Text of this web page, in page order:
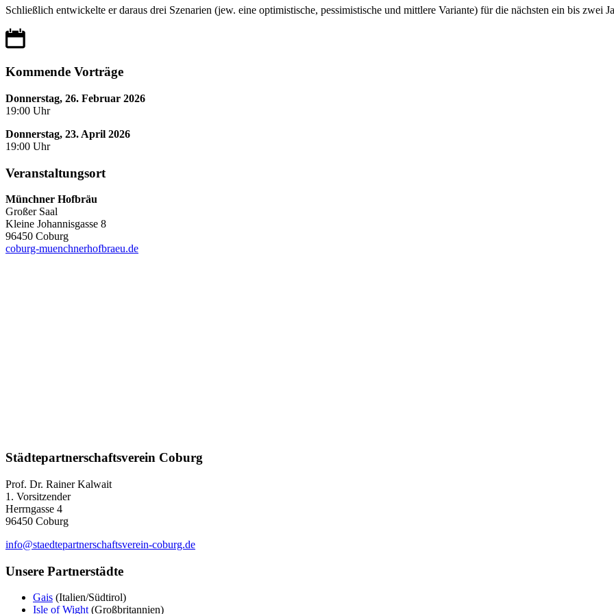
Schließlich entwickelte er daraus drei Szenarien (jew. eine optimistische, pessimistische und mittlere Variante) für die nächsten ein bis zwei
Kommende Vorträge
Donnerstag, 26. Februar 2026
19:00 Uhr
Donnerstag, 23. April 2026
19:00 Uhr
Veranstaltungsort
Münchner Hofbräu
Großer Saal
Kleine Johannisgasse 8
96450 Coburg
coburg-muenchnerhofbraeu.de
Städte­partner­schafts­verein Coburg
Prof. Dr. Rainer Kalwait
1. Vorsitzender
Herrngasse 4
96450 Coburg
info@staedtepartnerschaftsverein-coburg.de
Unsere Partnerstädte
Gais (Italien/Südtirol)
Isle of Wight (Großbritannien)